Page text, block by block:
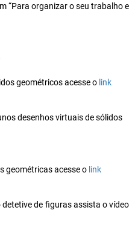
“Para organizar o seu trabalho e
geométricos acesse o link
desenhos virtuais de sólidos
geométricas acesse o link
de figuras assista o vídeo